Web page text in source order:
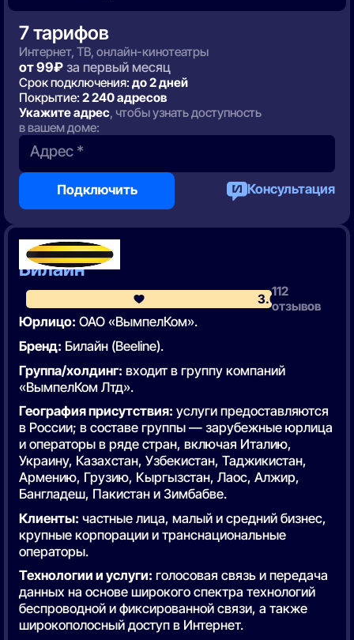
7 тарифов
Интернет, ТВ, онлайн-кинотеатры
от 99₽за первый месяц
Срок подключения: до 2 дней
Покрытие: 2 240 адресов
Укажите адрес, чтобы узнать доступность
в вашем доме:
Адрес *
Подключить Консультация
2 место
Билайн
3.6112
отзывов
Юрлицо: ОАО «ВымпелКом».
Бренд: Билайн (Beeline).
Группа/холдинг: входит в группу компаний
«ВымпелКом Лтд».
География присутствия: услуги предоставляются
в России; в составе группы — зарубежные юрлица
и операторы в ряде стран, включая Италию,
Украину, Казахстан, Узбекистан, Таджикистан,
Армению, Грузию, Кыргызстан, Лаос, Алжир,
Бангладеш, Пакистан и Зимбабве.
Клиенты: частные лица, малый и средний бизнес,
крупные корпорации и транснациональные
операторы.
Технологии и услуги: голосовая связь и передача
данных на основе широкого спектра технологий
беспроводной и фиксированной связи, а также
широкополосный доступ в Интернет.